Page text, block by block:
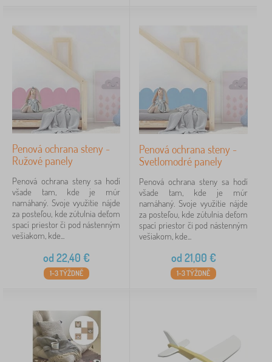
Značky
VYLEN
6
Kocot Kids
51
Jerry Fabrics
23
Babai
11
ADEKO®
10
PASTELOWE LOVE®
9
Sipo
2
FILTROVANIE
Penová ochrana steny -
Ružové panely
Penová ochrana steny sa hodí
všade tam, kde je múr
namáhaný. Svoje využitie nájde
za posteľou, kde zútulnia deťom
spací priestor či pod nástenným
vešiakom, kde...
od 22,40 €
1-3 TÝŽDNĚ
Penová ochrana steny -
Svetlomodré panely
Penová ochrana steny sa hodí
všade tam, kde je múr
namáhaný. Svoje využitie nájde
za posteľou, kde zútulnia deťom
spací priestor či pod nástenným
vešiakom, kde...
od 21,00 €
1-3 TÝŽDNĚ